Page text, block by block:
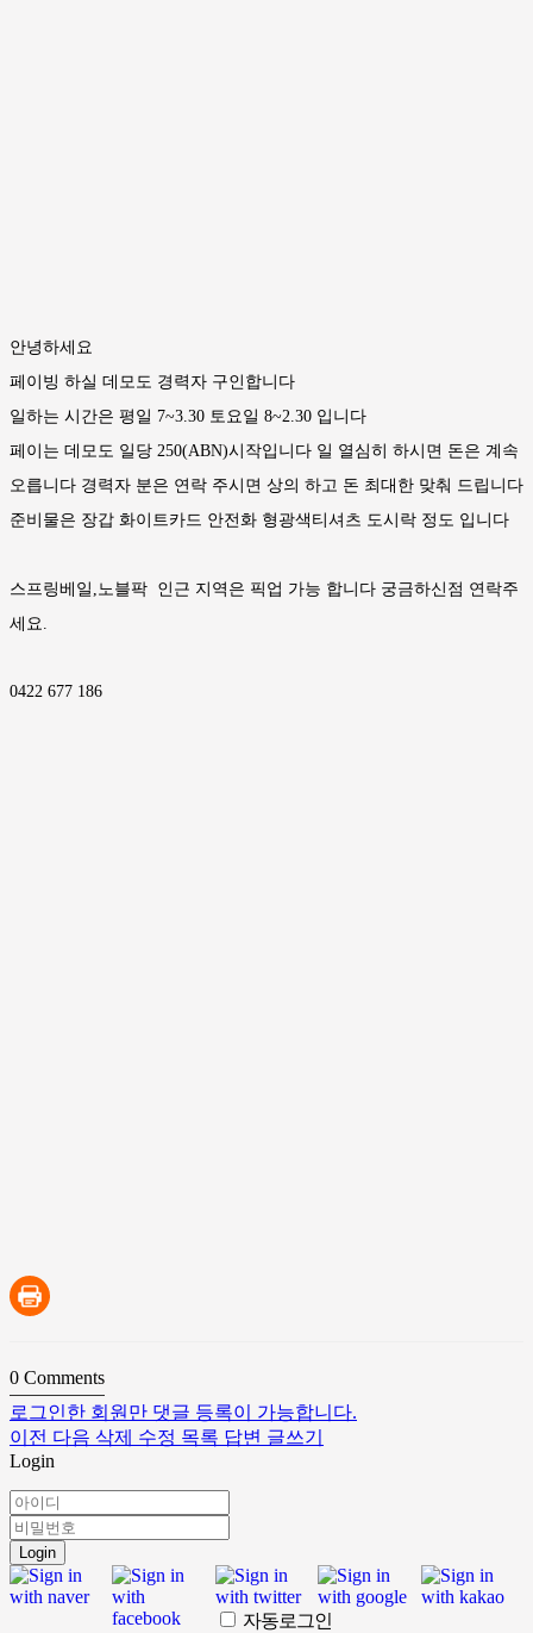
안녕하세요
페이빙 하실 데모도 경력자 구인합니다
일하는 시간은 평일 7~3.30 토요일 8~2.30 입니다
페이는 데모도 일당 250(ABN)시작입니다 일 열심히 하시면 돈은 계속
오릅니다 경력자 분은 연락 주시면 상의 하고 돈 최대한 맞춰 드립니다
준비물은 장갑 화이트카드 안전화 형광색티셔츠 도시락 정도 입니다
스프링베일,노블팍 인근 지역은 픽업 가능 합니다 궁금하신점 연락주
세요.
0422 677 186
0 Comments
로그인한 회원만 댓글 등록이 가능합니다.
이전 다음 삭제 수정 목록 답변 글쓰기
Login
Login
자동로그인